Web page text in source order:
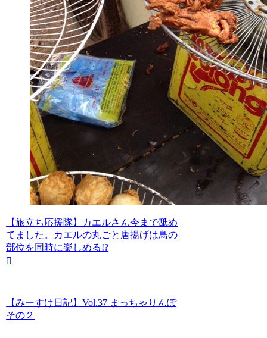
【旅立ち応援隊】カエルさん今まで舐め
てました。カエルの丸ごと唐揚げは鳥の
部位を同時に楽しめる!?
【みーすけ日記】Vol.37 まっちゃりんぽ
その２